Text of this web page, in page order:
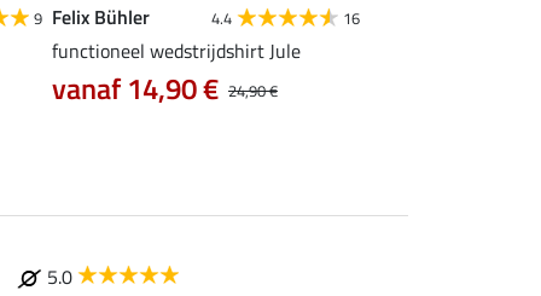
9 Felix Bühler 4.4 16
functioneel wedstrijdshirt Jule
24,90 €
vanaf 14,90 €
5.0